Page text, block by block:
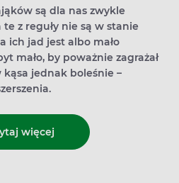
są dla nas zwykle
z reguły nie są w stanie
ich jad jest albo mało
mało, by poważnie zagrażał
jednak boleśnie –
więcej